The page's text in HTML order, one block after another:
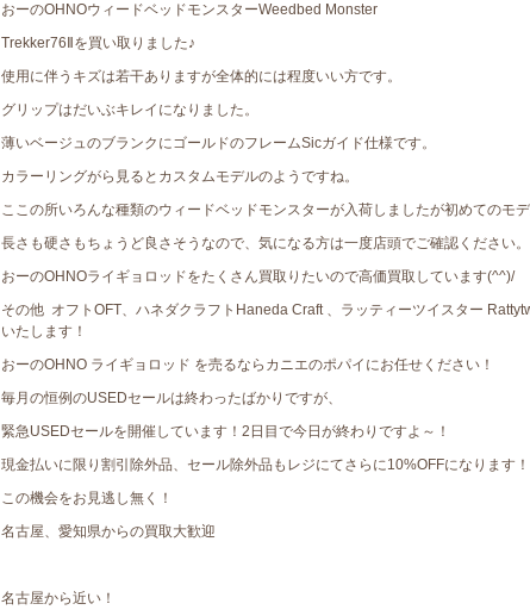
おーのOHNOウィードベッドモンスターWeedbed Monster
Trekker76Ⅱを買い取りました♪
使用に伴うキズは若干ありますが全体的には程度いい方です。
グリップはだいぶキレイになりました。
薄いベージュのブランクにゴールドのフレームSicガイド仕様です。
カラーリングがら見るとカスタムモデルのようですね。
ここの所いろんな種類のウィードベッドモンスターが入荷しましたが初めてのモデ
長さも硬さもちょうど良さそうなので、気になる方は一度店頭でご確認ください。
おーのOHNOライギョロッドをたくさん買取りたいので高価買取しています(^^)/
その他 オフトOFT、ハネダクラフトHaneda Craft 、ラッティーツイスター
いたします！
おーのOHNO ライギョロッド を売るならカニエのポパイにお任せください！
毎月の恒例のUSEDセールは終わったばかりですが、
緊急USEDセールを開催しています！2日目で今日が終わりですよ～！
現金払いに限り割引除外品、セール除外品もレジにてさらに10%OFFになります！
この機会をお見逃し無く！
名古屋、愛知県からの買取大歓迎
名古屋から近い！